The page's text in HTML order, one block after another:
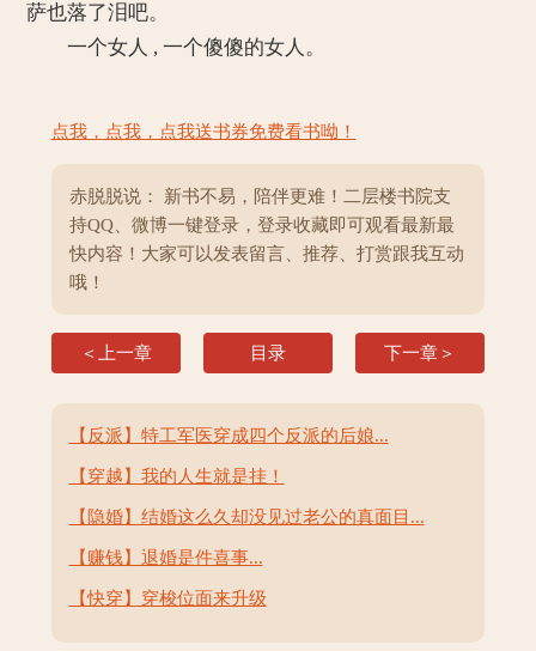
萨也落了泪吧。
一个女人 , 一个傻傻的女人。
点我，点我，点我送书券免费看书呦！
赤脱脱说： 新书不易，陪伴更难！二层楼书院支
持QQ、微博一键登录，登录收藏即可观看最新最
快内容！大家可以发表留言、推荐、打赏跟我互动
哦！
＜上一章 目录 下一章＞
【反派】特工军医穿成四个反派的后娘...
【穿越】我的人生就是挂！
【隐婚】结婚这么久却没见过老公的真面目...
【赚钱】退婚是件喜事...
【快穿】穿梭位面来升级